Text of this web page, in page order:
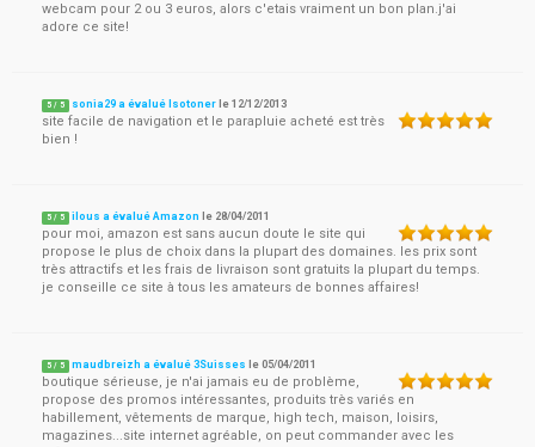
webcam pour 2 ou 3 euros, alors c'etais vraiment un bon plan.j'ai
adore ce site!
5 / 5 sonia29 a évalué Isotoner le12/12/2013
site facile de navigation et le parapluie acheté est très
bien !
5 / 5 ilous a évalué Amazon le 28/04/2011
pour moi, amazon est sans aucun doute le site qui
propose le plus de choix dans la plupart des domaines. les prix sont
très attractifs et les frais de livraison sont gratuits la plupart du temps.
je conseille ce site à tous les amateurs de bonnes affaires!
5 / 5 maudbreizh a évalué 3Suisses le05/04/2011
boutique sérieuse, je n'ai jamais eu de problème,
propose des promos intéressantes, produits très variés en
habillement, vêtements de marque, high tech, maison, loisirs,
magazines...site internet agréable, on peut commander avec les